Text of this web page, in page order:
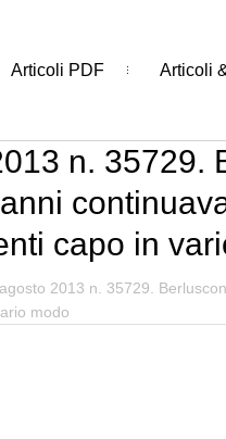
Articoli PDF Articoli
n. 35729.
capo in
2013 n. 35729.
modo